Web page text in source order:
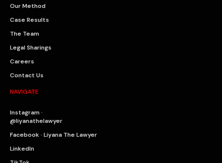
Our Method
Case Results
The Team
Legal Sharings
Careers
Contact Us
NAVIGATE
Instagram ·
@liyanathelawyer
Facebook · Liyana The Lawyer
LinkedIn